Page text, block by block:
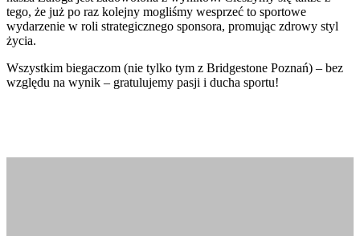
tego, że już po raz kolejny mogliśmy wesprzeć to sportowe
wydarzenie w roli strategicznego sponsora, promując zdrowy styl
życia.
Wszystkim biegaczom (nie tylko tym z Bridgestone Poznań) – bez
względu na wynik – gratulujemy pasji i ducha sportu!